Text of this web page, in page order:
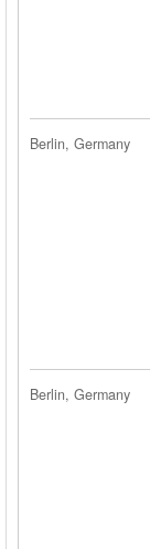
Berlin, Germany
Berlin, Germany